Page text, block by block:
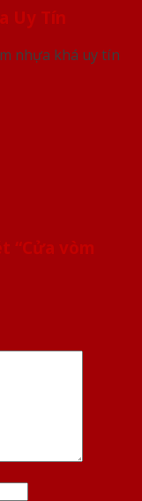
Uy Tín
nhựa khá uy tín
“Cửa vòm